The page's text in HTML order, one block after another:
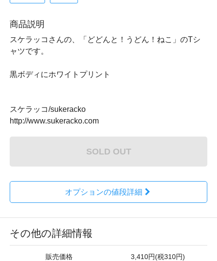
商品説明
スケラッコさんの、「どどんと！うどん！ねこ」のTシ
ャツです。
黒ボディにホワイトプリント
スケラッコ/sukeracko
http://www.sukeracko.com
SOLD OUT
オプションの値段詳細
その他の詳細情報
販売価格 3,410円(税310円)